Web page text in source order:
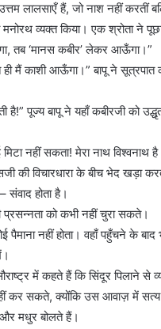
लालसाएँ हैं, जो नाश नहीं करतीं
व्यक्त किया। एक श्रोता ने
तब ‘मानस कबीर’ लेकर आऊँगा।”
मैं काशी आऊँगा।” बापू ने सूत्रपात
है!” पूज्य बापू ने यहाँ कबीरजी को
नहीं सकता! मेरा नाथ
की विचारधारा के बीच भेद खड़ा
होता है।
को कभी नहीं चुरा सकते।
पैमाना नहीं होता। वहाँ पहुँचने के
में कहते हैं कि सिंदूर पिलाने से
कर सकते, क्योंकि उस आवाज़ में
और मधुर बोलते हैं।